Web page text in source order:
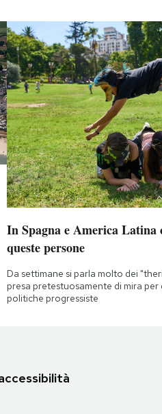
In Spagna e America Latina
queste persone
Da settimane si parla molto dei
presa pretestuosamente di mira
politiche progressiste